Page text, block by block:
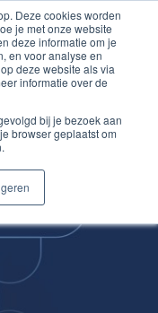
Deze cookies worden
je met onze website
deze informatie om je
en voor analyse en
deze website als via
informatie over de
bij je bezoek aan
browser geplaatst om
Inloggen account